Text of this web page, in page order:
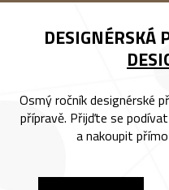
DESIGNÉRSKÁ
Osmý ročník designérské
přípravě. Přijďte se
a nakoupit